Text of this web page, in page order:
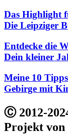
Das Highlight
Die Leipziger
Entdecke die
Dein kleiner
Meine 10
Gebirge mit
Ⓒ 2012-
Projekt